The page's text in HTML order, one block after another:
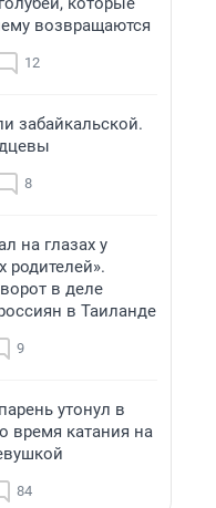
возвращаются
12
забайкальской.
8
на глазах у
родителей».
в деле
в Таиланде
9
утонул в
время катания на
84